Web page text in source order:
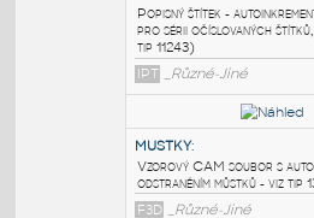
Volumen:
Grow-till - nalezení
objemem/hmotností
11442
IPT Tvary